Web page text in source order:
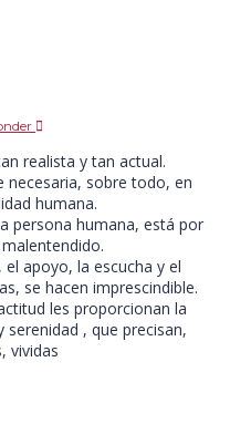
realista y tan actual.
necesaria, sobre todo, en
humana.
persona humana, está por
apoyo, la escucha y el
se hacen imprescindible.
les proporcionan la
serenidad , que precisan,
vividas